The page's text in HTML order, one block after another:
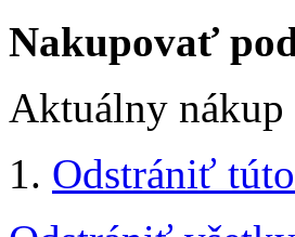
Nakupovať
Aktuálny
Odstrániť